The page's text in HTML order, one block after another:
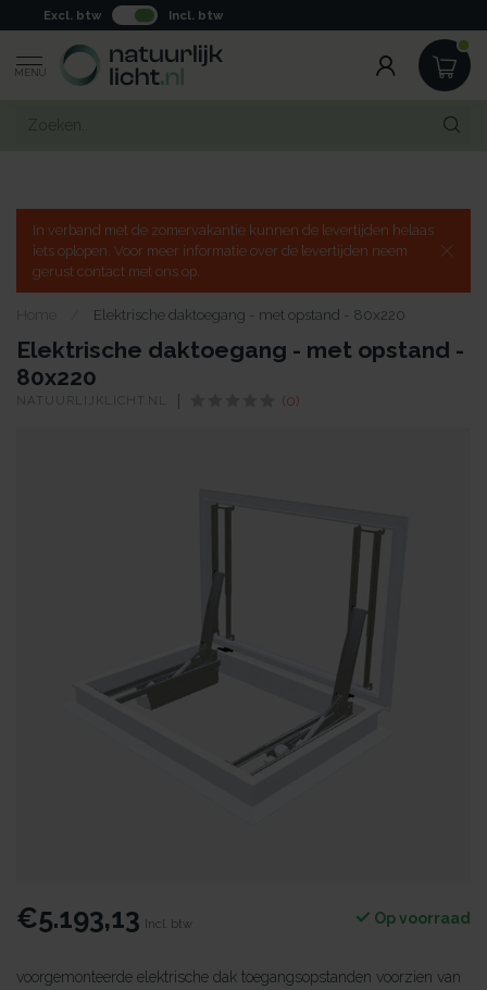
Excl. btw Incl. btw
MENU
In verband met de zomervakantie kunnen de levertijden helaas
iets oplopen. Voor meer informatie over de levertijden neem
gerust contact met ons op.
Home Elektrische daktoegang - met opstand - 80x220
Elektrische daktoegang - met opstand -
80x220
NATUURLIJKLICHT.NL (0)
€5.193,13 Incl. btw Op voorraad
voorgemonteerde elektrische dak toegangsopstanden voorzien van